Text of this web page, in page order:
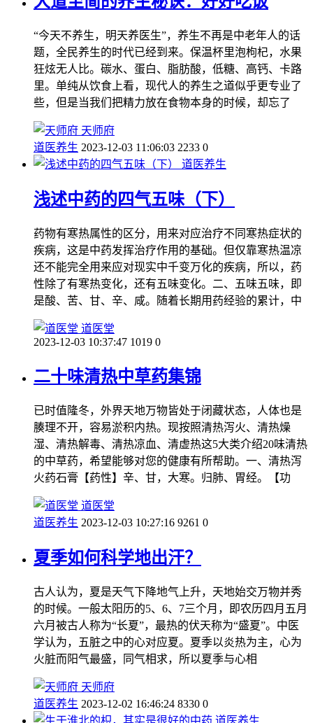
“今天不养生，明天养医生”，养生不再是中老年人的话
题，全民养生的时代已经到来。保温杯里泡枸杞，水果
狂炫无人比。碳水、蛋白、脂肪酸，低糖、高钙、卡路
里。单纯从饮食上看，现代人的养生之道似乎更专业了
些，但是当我们把精力放在食物本身的时候，却忘了
天师府
道医养生 2023-12-03 11:06:03 2233 0
道医养生
浅述中药的四气五味（下）
药物有寒热属性的区分，用来对应治疗不同寒热症状的
疾病，这是中药发挥治疗作用的基础。但仅靠寒热温凉
还不能完全用来应对现实中千变万化的疾病，所以，药
性除了有寒热变化，还有五味变化。二、五味五味，即
是酸、苦、甘、辛、咸。随着长期用药经验的累计，中
道医堂
2023-12-03 10:37:47 1019 0
二十味清热中草药集锦
已时值隆冬，外界天地万物皆处于闭藏状态，人体也是
腠理不开，容易淤积内热。现按照清热泻火、清热燥
湿、清热解毒、清热凉血、清虚热这5大类介绍20味清热
的中草药，希望能够对您的健康有所帮助。一、清热泻
火药石膏【药性】辛、甘，大寒。归肺、胃经。【功
道医堂
道医养生 2023-12-03 10:27:16 9261 0
夏季如何科学地出汗？
古人认为，夏是天气下降地气上升，天地始交万物并秀
的时候。一般太阳历的5、6、7三个月，即农历四月五月
六月被古人称为“长夏”，最热的伏天称为“盛夏”。中医
学认为，五脏之中的心对应夏。夏季以炎热为主，心为
火脏而阳气最盛，同气相求，所以夏季与心相
天师府
道医养生 2023-12-02 16:46:24 8330 0
道医养生